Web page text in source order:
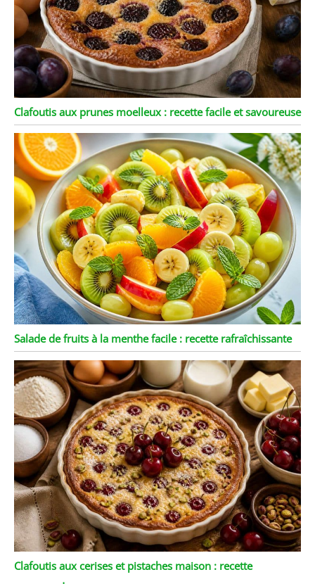
Clafoutis aux prunes moelleux : recette facile et savoureuse
Salade de fruits à la menthe facile : recette rafraîchissante
Clafoutis aux cerises et pistaches maison : recette